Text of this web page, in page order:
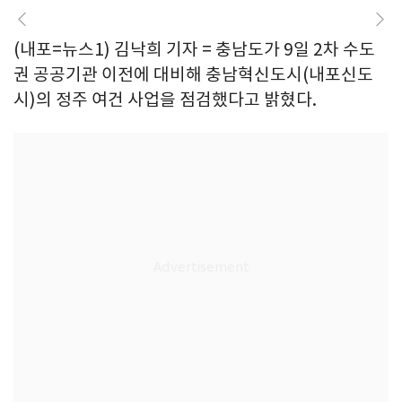
(내포=뉴스1) 김낙희 기자 = 충남도가 9일 2차 수도
권 공공기관 이전에 대비해 충남혁신도시(내포신도
시)의 정주 여건 사업을 점검했다고 밝혔다.